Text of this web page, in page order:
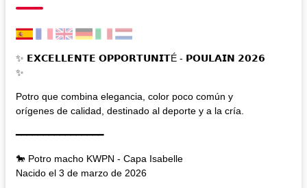
✨ 𝗘𝗫𝗖𝗘𝗟𝗟𝗘𝗡𝗧𝗘 𝗢𝗣𝗣𝗢𝗥𝗧𝗨𝗡𝗜𝗧É - 𝗣𝗢𝗨𝗟𝗔𝗜𝗡 𝟮𝟬𝟮𝟲
✨
Potro que combina elegancia, color poco común y
orígenes de calidad, destinado al deporte y a la cría.
━━━━━━━━━━━━━━━━
🐎 Potro macho KWPN - Capa Isabelle
Nacido el 3 de marzo de 2026